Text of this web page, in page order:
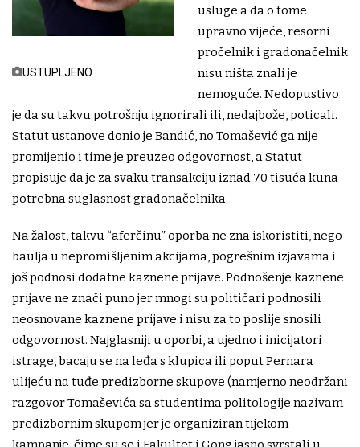
USTUPLJENO
usluge a da o tome
upravno vijeće, resorni
pročelnik i gradonačelnik
nisu ništa znali je
nemoguće. Nedopustivo
je da su takvu potrošnju ignorirali ili, nedajbože, poticali.
Statut ustanove donio je Bandić, no Tomašević ga nije
promijenio i time je preuzeo odgovornost, a Statut
propisuje da je za svaku transakciju iznad 70 tisuća kuna
potrebna suglasnost gradonačelnika.
Na žalost, takvu “aferčinu” oporba ne zna iskoristiti, nego
baulja u nepromišljenim akcijama, pogrešnim izjavama i
još podnosi dodatne kaznene prijave. Podnošenje kaznene
prijave ne znači puno jer mnogi su političari podnosili
neosnovane kaznene prijave i nisu za to poslije snosili
odgovornost. Najglasniji u oporbi, a ujedno i inicijatori
istrage, bacaju se na leđa s klupica ili poput Pernara
ulijeću na tuđe predizborne skupove (namjerno neodržani
razgovor Tomaševića sa studentima politologije nazivam
predizbornim skupom jer je organiziran tijekom